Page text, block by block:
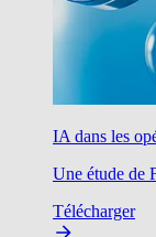
IA dans les
Une étude de
Télécharger